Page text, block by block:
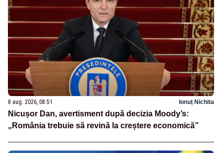
8 aug. 2026, 08:51 Ionuț Nichita
Nicușor Dan, avertisment după decizia Moody’s:
„România trebuie să revină la creștere economică”